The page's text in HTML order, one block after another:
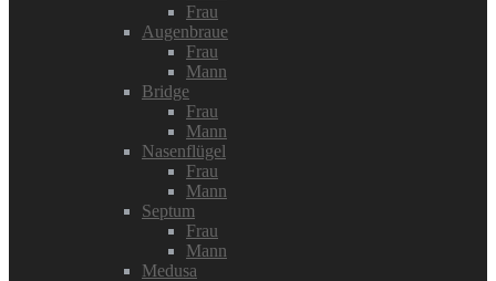
Frau
Augenbraue
Frau
Mann
Bridge
Frau
Mann
Nasenflügel
Frau
Mann
Septum
Frau
Mann
Medusa